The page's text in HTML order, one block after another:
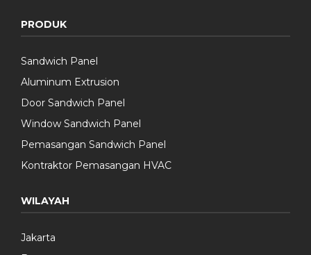
PRODUK
Sandwich Panel
Aluminum Extrusion
Door Sandwich Panel
Window Sandwich Panel
Pemasangan Sandwich Panel
Kontraktor Pemasangan HVAC
WILAYAH
Jakarta